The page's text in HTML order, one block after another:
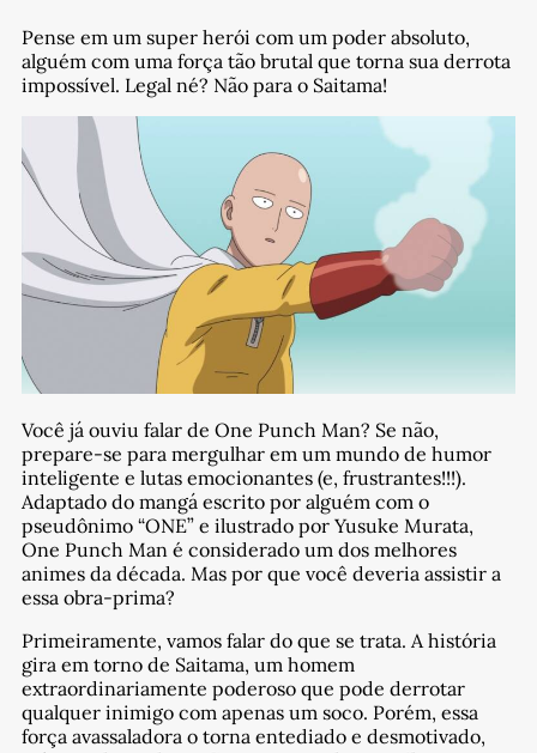
Pense em um super herói com um poder absoluto,
alguém com uma força tão brutal que torna sua derrota
impossível. Legal né? Não para o Saitama!
Você já ouviu falar de One Punch Man? Se não,
prepare-se para mergulhar em um mundo de humor
inteligente e lutas emocionantes (e, frustrantes!!!).
Adaptado do mangá escrito por alguém com o
pseudônimo “ONE” e ilustrado por Yusuke Murata,
One Punch Man é considerado um dos melhores
animes da década. Mas por que você deveria assistir a
essa obra-prima?
Primeiramente, vamos falar do que se trata. A história
gira em torno de Saitama, um homem
extraordinariamente poderoso que pode derrotar
qualquer inimigo com apenas um soco. Porém, essa
força avassaladora o torna entediado e desmotivado,